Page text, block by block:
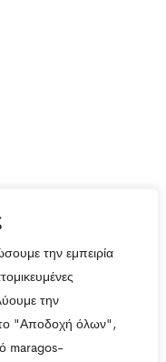
την εμπειρία
την
"Αποδοχή όλων",
maragos-